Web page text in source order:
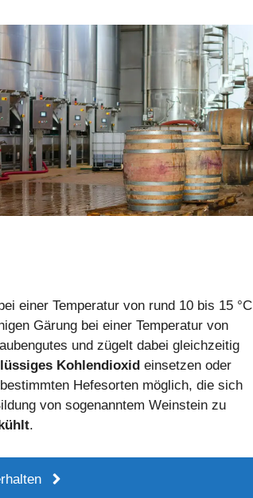
einer Temperatur von rund 10 bis 15 °C
Gärung bei einer Temperatur von
und zügelt dabei gleichzeitig
Kohlendioxid einsetzen oder
Hefesorten möglich, die sich
von sogenanntem Weinstein zu
.